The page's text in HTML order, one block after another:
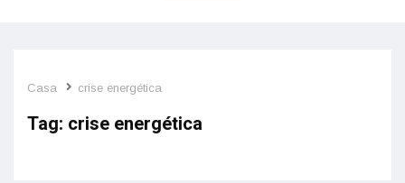
Casa crise energética
Tag: crise energética